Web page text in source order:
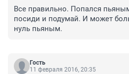
Все правильно. Попался
посиди и подумай. И может
нуль пьяным.
Гость
11 февраля 2016, 20:35